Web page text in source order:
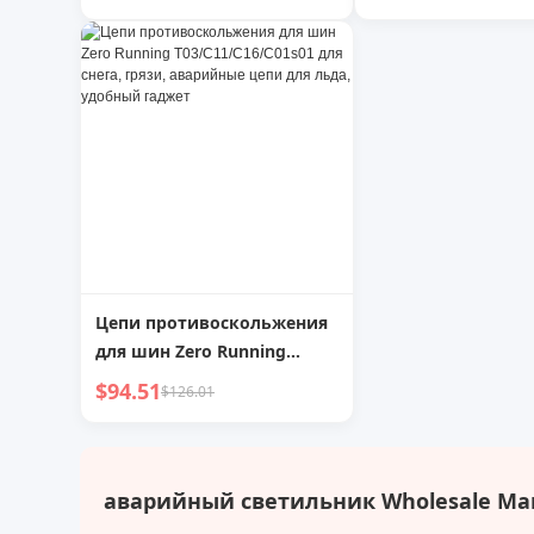
лампа Реверсивная
зарядка Подвесная лампа
Аварийный аккумулятор
Цепи противоскольжения
для шин Zero Running
T03/C11/C16/C01s01 для
$94.51$126.01
аварийный светильник Wholesale